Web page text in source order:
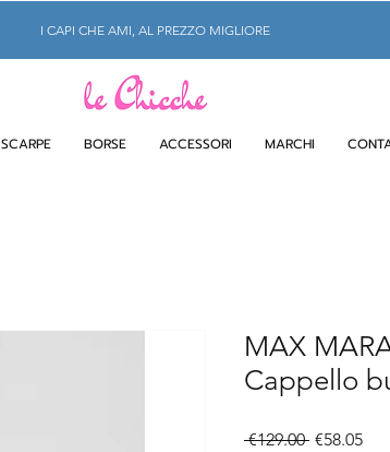
I CAPI CHE AMI, AL PREZZO MIGLIORE
SCARPE BORSE ACCESSORI MARCHI
MAX
Cappello
€129.00 Regular
€58.05